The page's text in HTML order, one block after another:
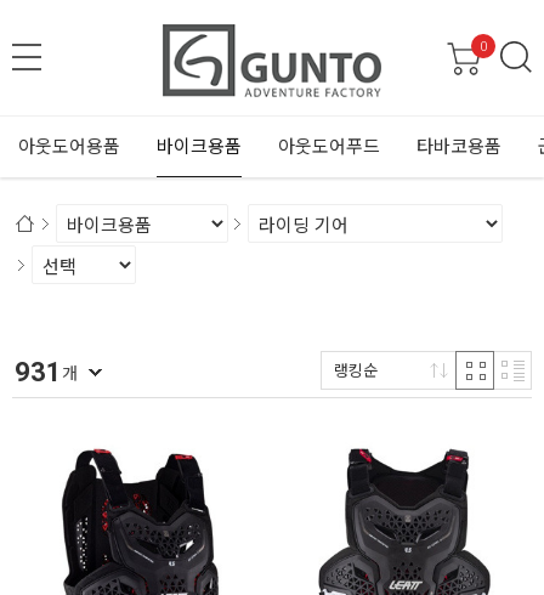
0
아웃도어용품 바이크용품 아웃도어푸드 타바코용품
931 개 랭킹순